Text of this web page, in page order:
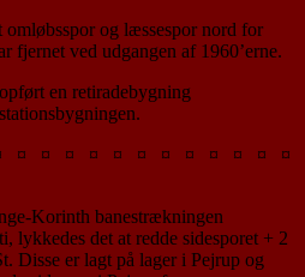
omløbsspor og læssespor nord for
fjernet ved udgangen af 1960’erne.
en retiradebygning
¤ ¤ ¤ ¤ ¤ ¤ ¤ ¤ ¤ ¤ ¤ ¤
Korinth banestrækningen
lykkedes det at redde sidesporet + 2
Disse er lagt på lager i Pejrup og